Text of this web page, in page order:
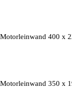
Motorleinwand 400 x
Motorleinwand 350 x